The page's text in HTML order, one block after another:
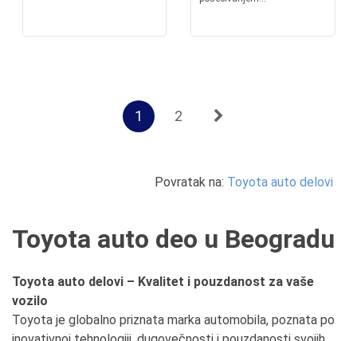
1 2
Povratak na: Toyota auto delovi
Toyota auto deo u Beogradu
Toyota auto delovi – Kvalitet i pouzdanost za vaše
vozilo
Toyota je globalno priznata marka automobila, poznata po